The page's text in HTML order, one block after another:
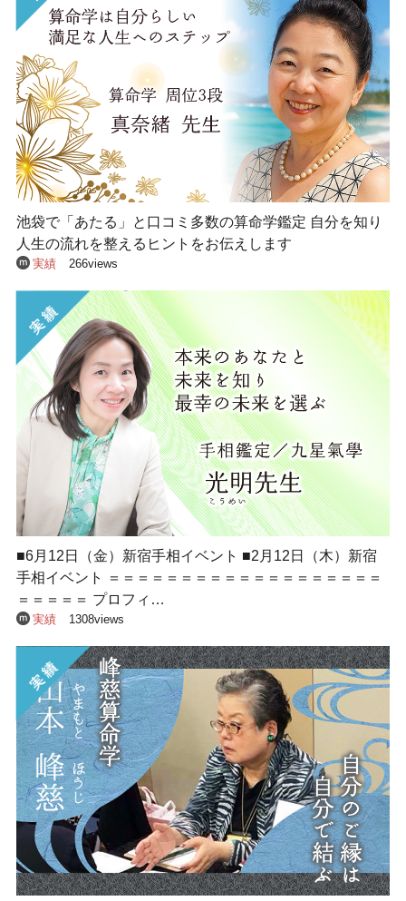
池袋で「あたる」と口コミ多数の算命学鑑定 自分を知り
人生の流れを整えるヒントをお伝えします
実績 266views
■6月12日（金）新宿手相イベント ■2月12日（木）新宿
手相イベント ＝＝＝＝＝＝＝＝＝＝＝＝＝＝＝＝＝＝＝
＝＝＝＝＝ プロフィ…
実績 1308views